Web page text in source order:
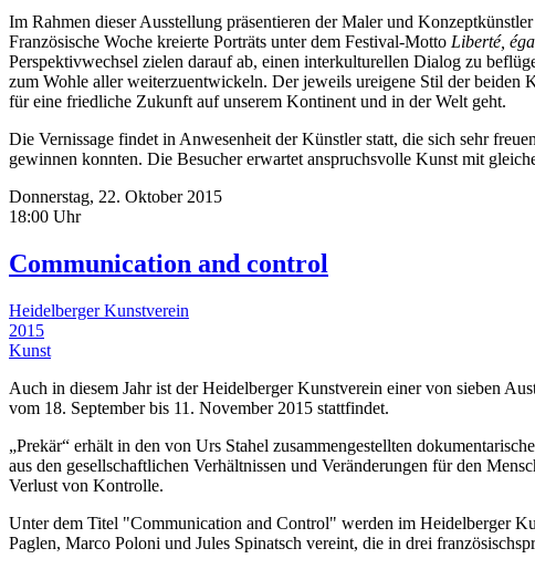
Im Rahmen dieser Ausstellung präsentieren der Maler und
Französische Woche kreierte Porträts unter dem Festival-Motto Liberté,
Perspektivwechsel zielen darauf ab, einen interkulturellen Dialog zu
zum Wohle aller weiterzuentwickeln. Der jeweils ureigene Stil der beiden
für eine friedliche Zukunft auf unserem Kontinent und in der Welt geht.
Die Vernissage findet in Anwesenheit der Künstler statt, die sich sehr
gewinnen konnten. Die Besucher erwartet anspruchsvolle Kunst mit
Donnerstag, 22. Oktober 2015
18:00 Uhr
Communication and control
Heidelberger Kunstverein
2015
Kunst
Auch in diesem Jahr ist der Heidelberger Kunstverein einer von sieben
vom 18. September bis 11. November 2015 stattfindet.
„Prekär“ erhält in den von Urs Stahel zusammengestellten
aus den gesellschaftlichen Verhältnissen und Veränderungen für den
Verlust von Kontrolle.
Unter dem Titel "Communication and Control" werden im Heidelberger
Paglen, Marco Poloni und Jules Spinatsch vereint, die in drei